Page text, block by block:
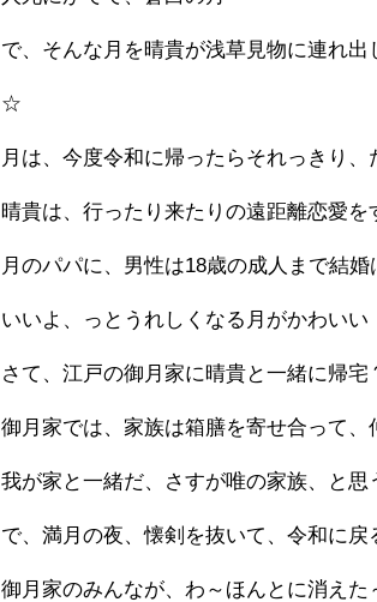
で、そんな月を晴貴が浅草見物に連れ出
☆
月は、今度令和に帰ったらそれっきり
晴貴は、行ったり来たりの遠距離恋愛
月のパパに、男性は18歳の成人まで結
いいよ、っとうれしくなる月がかわいい
さて、江戸の御月家に晴貴と一緒に帰宅
御月家では、家族は箱膳を寄せ合って、
我が家と一緒だ、さすが唯の家族、と思
で、満月の夜、懐剣を抜いて、令和に戻
御月家のみんなが、わ～ほんとに消えた